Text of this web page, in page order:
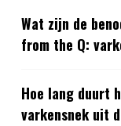
Wat zijn de
from the Q:
Hoe lang duurt
varkensnek uit